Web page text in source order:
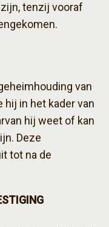
tenzij vooraf
van
hij in het kader van
hij weet of kan
Deze
tot na de